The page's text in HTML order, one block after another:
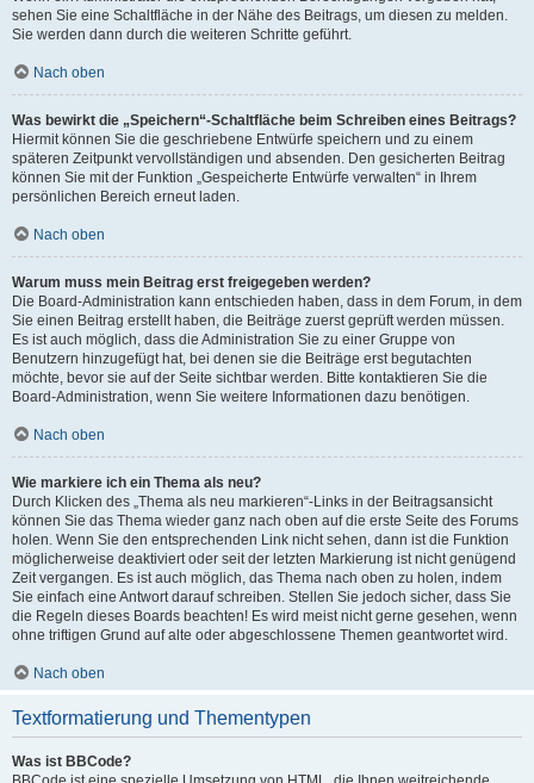
sehen Sie eine Schaltfläche in der Nähe des Beitrags, um diesen zu melden.
Sie werden dann durch die weiteren Schritte geführt.
Nach oben
Was bewirkt die „Speichern“-Schaltfläche beim Schreiben eines Beitrags?
Hiermit können Sie die geschriebene Entwürfe speichern und zu einem
späteren Zeitpunkt vervollständigen und absenden. Den gesicherten Beitrag
können Sie mit der Funktion „Gespeicherte Entwürfe verwalten“ in Ihrem
persönlichen Bereich erneut laden.
Nach oben
Warum muss mein Beitrag erst freigegeben werden?
Die Board-Administration kann entschieden haben, dass in dem Forum, in dem
Sie einen Beitrag erstellt haben, die Beiträge zuerst geprüft werden müssen.
Es ist auch möglich, dass die Administration Sie zu einer Gruppe von
Benutzern hinzugefügt hat, bei denen sie die Beiträge erst begutachten
möchte, bevor sie auf der Seite sichtbar werden. Bitte kontaktieren Sie die
Board-Administration, wenn Sie weitere Informationen dazu benötigen.
Nach oben
Wie markiere ich ein Thema als neu?
Durch Klicken des „Thema als neu markieren“-Links in der Beitragsansicht
können Sie das Thema wieder ganz nach oben auf die erste Seite des Forums
holen. Wenn Sie den entsprechenden Link nicht sehen, dann ist die Funktion
möglicherweise deaktiviert oder seit der letzten Markierung ist nicht genügend
Zeit vergangen. Es ist auch möglich, das Thema nach oben zu holen, indem
Sie einfach eine Antwort darauf schreiben. Stellen Sie jedoch sicher, dass Sie
die Regeln dieses Boards beachten! Es wird meist nicht gerne gesehen, wenn
ohne triftigen Grund auf alte oder abgeschlossene Themen geantwortet wird.
Nach oben
Textformatierung und Thementypen
Was ist BBCode?